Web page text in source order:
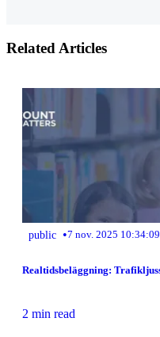
Related Articles
public •7 nov. 2025 10:34:09
Realtidsbeläggning:
2 min read